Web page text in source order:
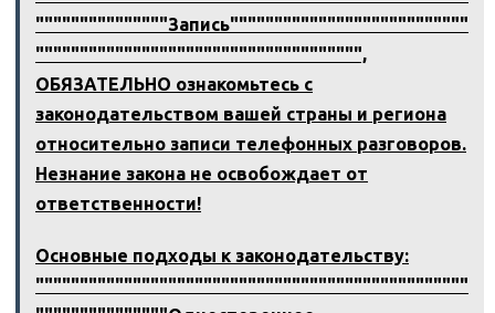
"""""""""""""""Запись"""""""""""""""""""""""""""
""""""""""""""""""""""""""""""""""""",
ОБЯЗАТЕЛЬНО ознакомьтесь с
законодательством вашей страны и региона
относительно записи телефонных разговоров.
Незнание закона не освобождает от
ответственности!
Основные подходы к законодательству:
"""""""""""""""""""""""""""""""""""""""""""""""""